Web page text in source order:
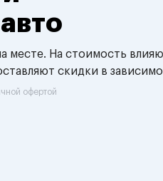
месте. На стоимость
скидки в
офертой